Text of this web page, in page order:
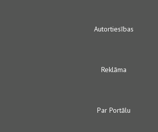
Autortiesības
Reklāma
Par Portālu